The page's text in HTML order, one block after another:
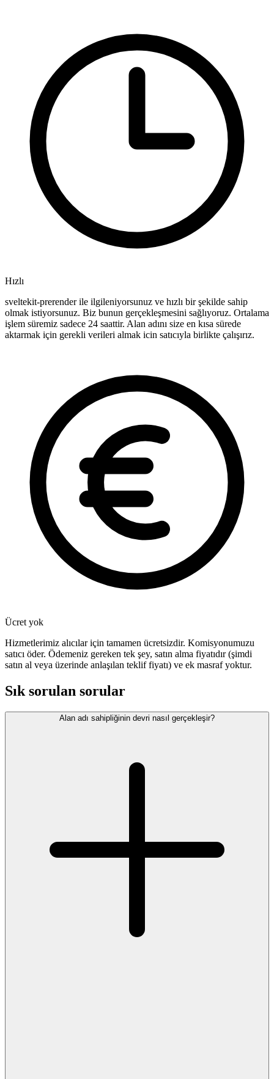
Hızlı
sveltekit-prerender ile ilgileniyorsunuz ve hızlı bir şekilde sahip
olmak istiyorsunuz. Biz bunun gerçekleşmesini sağlıyoruz. Ortalama
işlem süremiz sadece 24 saattir. Alan adını size en kısa sürede
aktarmak için gerekli verileri almak icin satıcıyla birlikte çalışırız.
Ücret yok
Hizmetlerimiz alıcılar için tamamen ücretsizdir. Komisyonumuzu
satıcı öder. Ödemeniz gereken tek şey, satın alma fiyatıdır (şimdi
satın al veya üzerinde anlaşılan teklif fiyatı) ve ek masraf yoktur.
Sık sorulan sorular
Alan adı sahipliğinin devri nasıl gerçekleşir?